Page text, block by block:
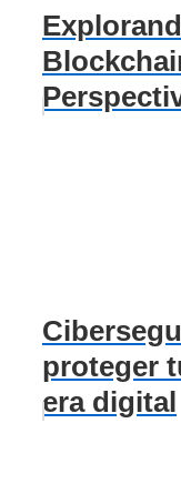
proteger
era digital